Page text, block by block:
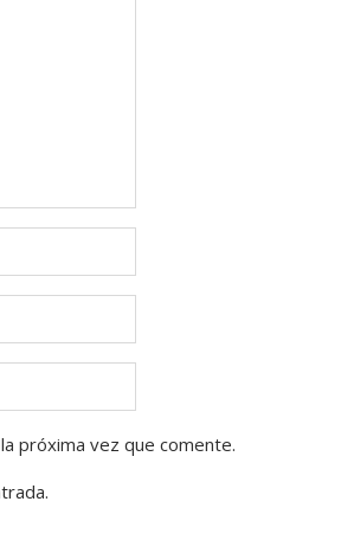
próxima vez que comente.